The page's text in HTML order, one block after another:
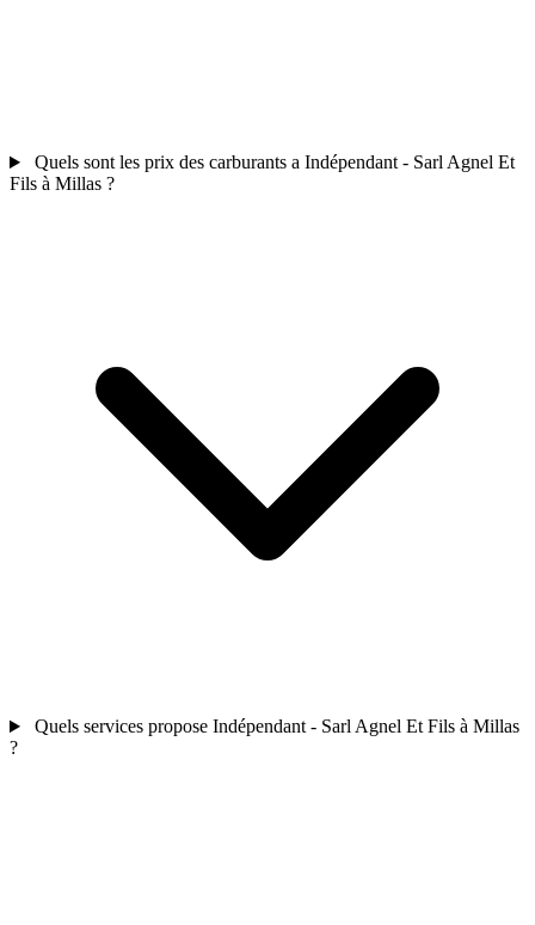
Quels sont les prix des carburants a Indépendant - Sarl Agnel Et
Fils à Millas ?
Quels services propose Indépendant - Sarl Agnel Et Fils à Millas
?